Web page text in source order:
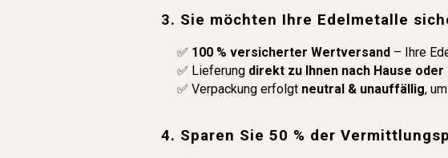
3. Sie möchten Ihre Edelmetalle
✅ 100 % versicherter Wertversand – Ihre
✅ Lieferung direkt zu Ihnen nach Hause
✅ Verpackung erfolgt neutral & unauffällig,
4. Sparen Sie 50 % der